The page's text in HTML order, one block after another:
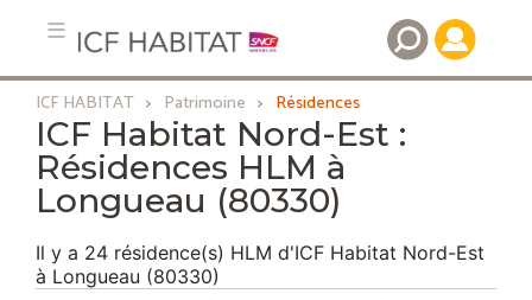
Aller
contenu
principal
ICF HABITAT Patrimoine Résidences
ICF Habitat Nord-Est :
Résidences HLM à
Longueau (80330)
Il y a 24 résidence(s) HLM d'ICF Habitat Nord-Est
à Longueau (80330)